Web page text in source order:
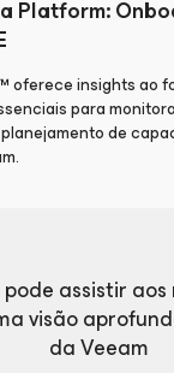
Platform:
oferece insights ao
para
de
assistir aos
visão
da Veeam